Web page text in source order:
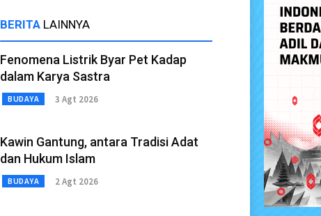
BERITA LAINNYA
Fenomena Listrik Byar Pet Kadap
dalam Karya Sastra
BUDAYA 3 Agt 2026
Kawin Gantung, antara Tradisi Adat
dan Hukum Islam
BUDAYA 2 Agt 2026